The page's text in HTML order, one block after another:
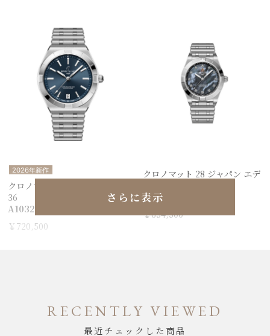
2026年新作
クロノマット オートマチック
36
A10320101C1A1
￥720,500
クロノマット 28 ジャパン エデ
A72310101B1A1
￥654,500
さらに表示
RECENTLY VIEWED
最近チェックした商品